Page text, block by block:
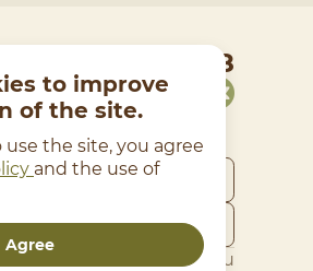
(473) 228-00-88
the platform Delivery Guru
to improve
of the site.
the site, you agree
and the use of
Agree